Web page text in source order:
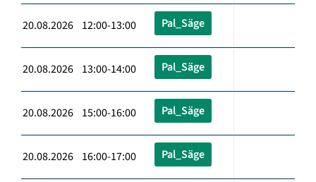
20.08.2026 12:00-13:00 Pal_Säge
20.08.2026 13:00-14:00 Pal_Säge
20.08.2026 15:00-16:00 Pal_Säge
20.08.2026 16:00-17:00 Pal_Säge